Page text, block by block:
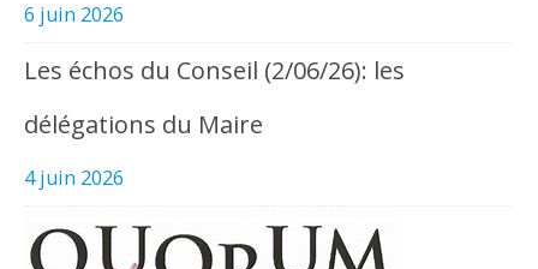
6 juin 2026
Les échos du Conseil (2/06/26): les
délégations du Maire
4 juin 2026